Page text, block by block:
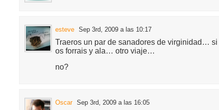
esteve Sep 3rd, 2009 a las 10:17
Traeros un par de sanadores de virginidad…
os forrais y ala… otro viaje…
no?
Oscar Sep 3rd, 2009 a las 16:05